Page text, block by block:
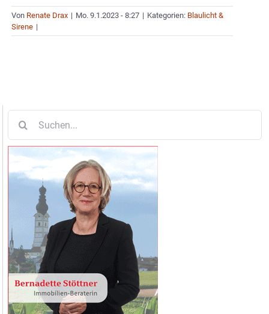
Von Renate Drax | Mo. 9.1.2023 - 8:27 | Kategorien: Blaulicht &
Sirene |
nach: